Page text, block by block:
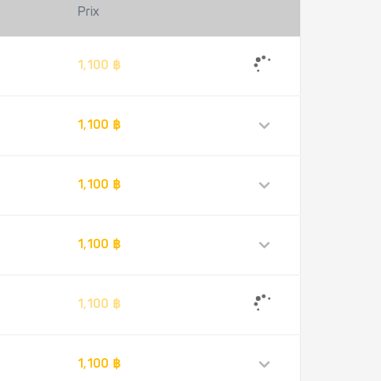
Prix
1,100 ฿
1,100 ฿
1,100 ฿
1,100 ฿
1,100 ฿
1,100 ฿